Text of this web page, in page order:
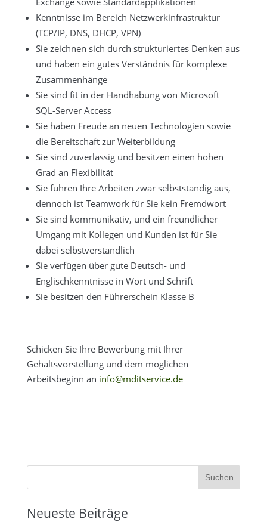
Kenntnisse im Bereich Netzwerkinfrastruktur
(TCP/IP, DNS, DHCP, VPN)
Sie zeichnen sich durch strukturiertes Denken aus
und haben ein gutes Verständnis für komplexe
Zusammenhänge
Sie sind fit in der Handhabung von Microsoft
SQL-Server Access
Sie haben Freude an neuen Technologien sowie
die Bereitschaft zur Weiterbildung
Sie sind zuverlässig und besitzen einen hohen
Grad an Flexibilität
Sie führen Ihre Arbeiten zwar selbstständig aus,
dennoch ist Teamwork für Sie kein Fremdwort
Sie sind kommunikativ, und ein freundlicher
Umgang mit Kollegen und Kunden ist für Sie
dabei selbstverständlich
Sie verfügen über gute Deutsch- und
Englischkenntnisse in Wort und Schrift
Sie besitzen den Führerschein Klasse B
Schicken Sie Ihre Bewerbung mit Ihrer
Gehaltsvorstellung und dem möglichen
Arbeitsbeginn an info@mditservice.de
Neueste Beiträge